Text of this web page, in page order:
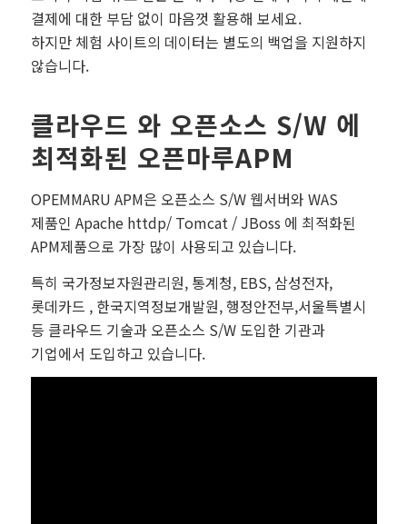
결제에 대한 부담 없이 마음껏 활용해 보세요.
하지만 체험 사이트의 데이터는 별도의 백업을 지원하지
않습니다.
클라우드 와 오픈소스 S/W 에
최적화된 오픈마루APM
OPEMMARU APM은 오픈소스 S/W 웹서버와 WAS
제품인 Apache httdp/ Tomcat / JBoss 에 최적화된
APM제품으로 가장 많이 사용되고 있습니다.
특히 국가정보자원관리원, 통계청, EBS, 삼성전자,
롯데카드 , 한국지역정보개발원, 행정안전부,서울특별시
등 클라우드 기술과 오픈소스 S/W 도입한 기관과
기업에서 도입하고 있습니다.